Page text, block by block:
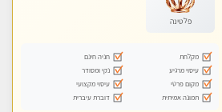
פלטינה
מקלחת
חניה חינם
עיסוי מרגיע
נקי ומסודר
מקום פרטי
עיסוי מקצועי
תמונה אמיתית
דוברת עיברית